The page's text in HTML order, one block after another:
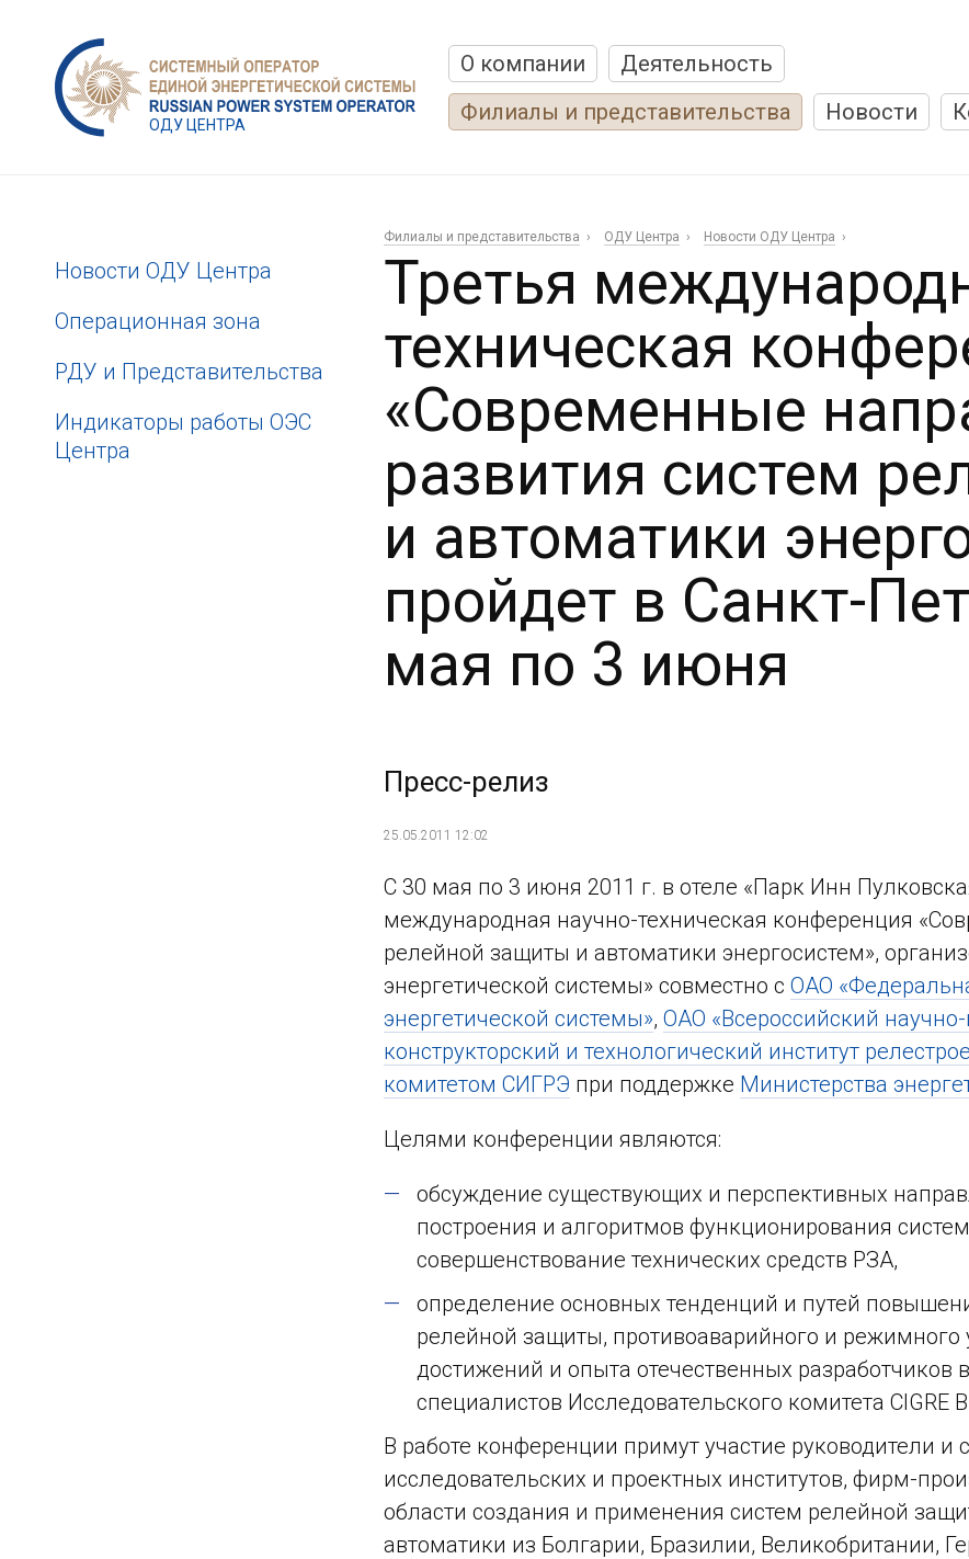
ОДУ ЦЕНТРА
О компании
Деятельность
Филиалы и представительства
Новости
Новости ОДУ Центра
Операционная зона
РДУ и Представительства
Индикаторы работы ОЭС
Центра
Филиалы и представительства ОДУ Центра Новости ОДУ Центра
Третья
техническая
«Современные
развития систем
и автоматики
пройдет в Санкт-
мая по 3 июня
Пресс-релиз
25.05.2011 12:02
С 30 мая по 3 июня 2011 г. в отеле «Парк Инн
международная научно-техническая конференция
релейной защиты и автоматики энергосистем»,
энергетической системы» совместно с ОАО
энергетической системы», ОАО «Всероссийский
конструкторский и технологический институт
комитетом СИГРЭ при поддержке Министерства
Целями конференции являются:
обсуждение существующих и перспективных
построения и алгоритмов функционирования
совершенствование технических средств РЗА,
определение основных тенденций и путей
релейной защиты, противоаварийного и
достижений и опыта отечественных
специалистов Исследовательского комитета CIGRE
В работе конференции примут участие руководители
исследовательских и проектных институтов, фирм-
области создания и применения систем релейной
автоматики из Болгарии, Бразилии, Великобритании,